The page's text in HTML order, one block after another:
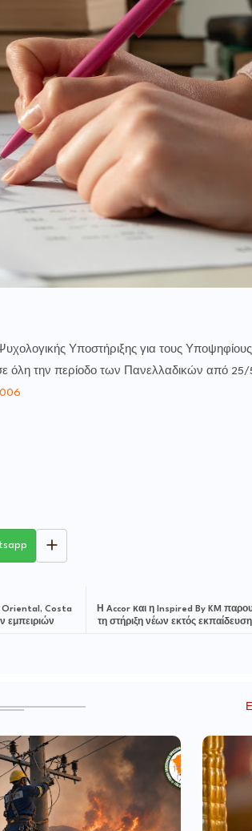
Υποστήριξης για τους
όλη την περίοδο των Πανελλαδικών από
Η Accor και η Inspired By KM
τη στήριξη νέων εκτός
Oriental, Costa
εμπειριών